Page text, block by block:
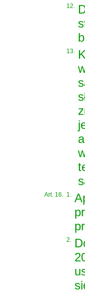
12.
13.
Art. 16. 1.
2.